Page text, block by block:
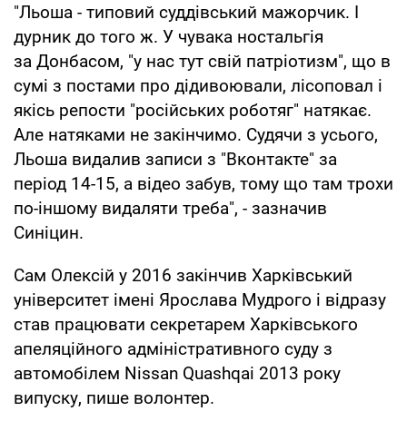
"Льоша - типовий суддівський мажорчик. І
дурник до того ж. У чувака ностальгія
за Донбасом, "у нас тут свій патріотизм", що в
сумі з постами про дідивоювали, лісоповал і
якісь репости "російських роботяг" натякає.
Але натяками не закінчимо. Судячи з усього,
Льоша видалив записи з "Вконтакте" за
період 14-15, а відео забув, тому що там трохи
по-іншому видаляти треба", - зазначив
Синіцин.
Сам Олексій у 2016 закінчив Харківський
університет імені Ярослава Мудрого і відразу
став працювати секретарем Харківського
апеляційного адміністративного суду з
автомобілем Nissan Quashqai 2013 року
випуску, пише волонтер.